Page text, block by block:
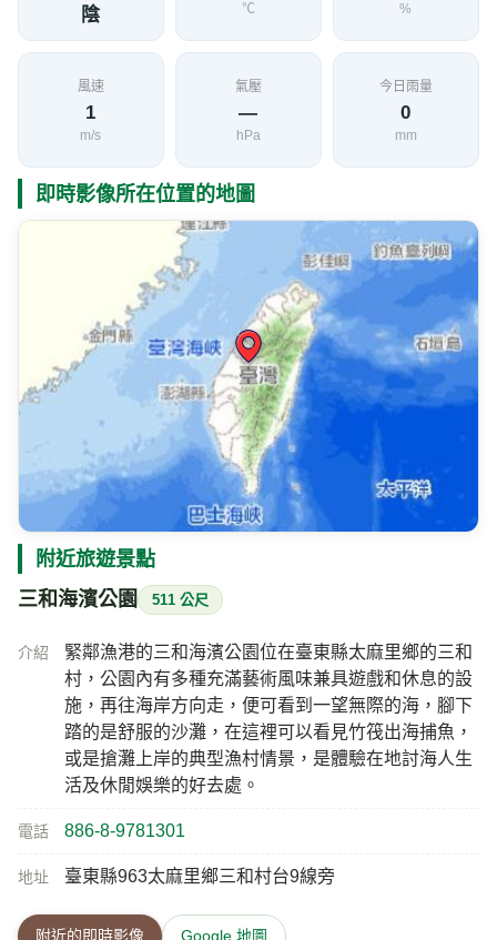
陰 ℃ %
風速
1
m/s
氣壓
—
hPa
今日雨量
0
mm
即時影像所在位置的地圖
附近旅遊景點
三和海濱公園 511 公尺
介紹
緊鄰漁港的三和海濱公園位在臺東縣太麻里鄉的三和
村，公園內有多種充滿藝術風味兼具遊戲和休息的設
施，再往海岸方向走，便可看到一望無際的海，腳下
踏的是舒服的沙灘，在這裡可以看見竹筏出海捕魚，
或是搶灘上岸的典型漁村情景，是體驗在地討海人生
活及休閒娛樂的好去處。
電話 886-8-9781301
地址 臺東縣963太麻里鄉三和村台9線旁
附近的即時影像 Google 地圖